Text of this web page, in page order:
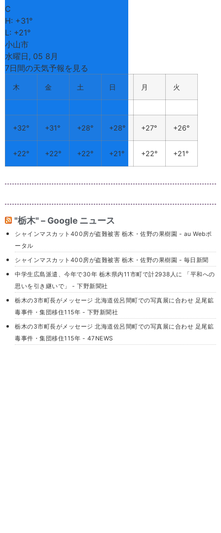
C
H: +31°
L: +21°
小山市
水曜日, 05 8月
7日間の天気予報を見る
木 金 土 日 月 火
+32° +31° +28° +28° +27° +26°
+22° +22° +22° +21° +22° +21°
"栃木" – Google ニュース
シャインマスカット400房が盗難被害 栃木・佐野の果樹園 - au Webポ
ータル
シャインマスカット400房が盗難被害 栃木・佐野の果樹園 - 毎日新聞
中学生広島派遣、今年で30年 栃木県内11市町で計2938人に 「平和への
思いを引き継いで」 - 下野新聞社
栃木の3市町長がメッセージ 北海道佐呂間町での写真展に合わせ 足尾鉱
毒事件・集団移住115年 - 下野新聞社
栃木の3市町長がメッセージ 北海道佐呂間町での写真展に合わせ 足尾鉱
毒事件・集団移住115年 - 47NEWS